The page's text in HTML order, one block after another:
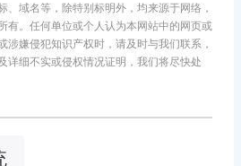
、域名等，除特别标明外，均来源于网络，
有。任何单位或个人认为本网站中的网页或
涉嫌侵犯知识产权时，请及时与我们联系，
详细不实或侵权情况证明，我们将尽快处